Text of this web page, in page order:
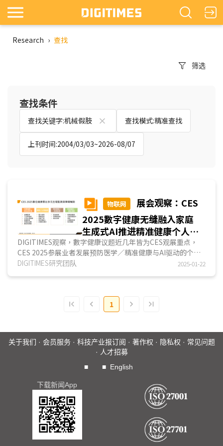
Research › 查找
筛选
查找条件
查找关键字:机械假肢 查找模式:精准查找
上刊时间:2004/03/03~2026-08/07
物联网
展会观察：CES
2025數字健康无缝融入家庭
生成式AI推进精准健康个人化
服务
DIGITIMES观察，數字健康议题近几年皆为CES观展重点，
CES 2025参展业者发展预防医学／精准健康与AI驱动的个人
化指导产品／服务已成为趋势，全龄健康管理、心理.....
DIGITIMES研究团队 2025-01-22
1
关于我们 · 会员服务· 科技产业报订阅 · 著作权 · 隐私权 · 常见问题
· 人才招募
■
■ English
下载新闻App